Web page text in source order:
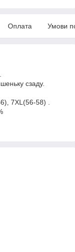
Оплата Умови
сзаду.
7XL(56-58) .